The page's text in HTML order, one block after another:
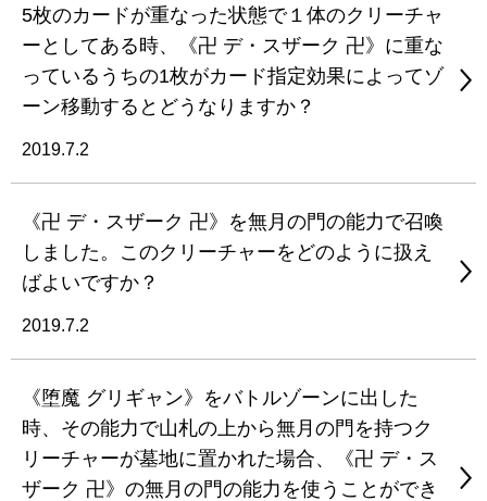
5枚のカードが重なった状態で１体のクリーチャ
ーとしてある時、《卍 デ・スザーク 卍》に重な
っているうちの1枚がカード指定効果によってゾ
ーン移動するとどうなりますか？
2019.7.2
《卍 デ・スザーク 卍》を無月の門の能力で召喚
しました。このクリーチャーをどのように扱え
ばよいですか？
2019.7.2
《堕魔 グリギャン》をバトルゾーンに出した
時、その能力で山札の上から無月の門を持つク
リーチャーが墓地に置かれた場合、《卍 デ・ス
ザーク 卍》の無月の門の能力を使うことができ